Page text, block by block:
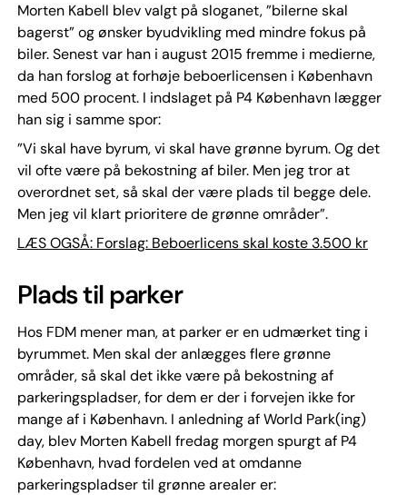
Morten Kabell blev valgt på sloganet, ”bilerne skal
bagerst” og ønsker byudvikling med mindre fokus på
biler. Senest var han i august 2015 fremme i medierne,
da han forslog at forhøje beboerlicensen i København
med 500 procent. I indslaget på P4 København lægger
han sig i samme spor:
”Vi skal have byrum, vi skal have grønne byrum. Og det
vil ofte være på bekostning af biler. Men jeg tror at
overordnet set, så skal der være plads til begge dele.
Men jeg vil klart prioritere de grønne områder”.
LÆS OGSÅ: Forslag: Beboerlicens skal koste 3.500 kr
Plads til parker
Hos FDM mener man, at parker er en udmærket ting i
byrummet. Men skal der anlægges flere grønne
områder, så skal det ikke være på bekostning af
parkeringspladser, for dem er der i forvejen ikke for
mange af i København. I anledning af World Park(ing)
day, blev Morten Kabell fredag morgen spurgt af P4
København, hvad fordelen ved at omdanne
parkeringspladser til grønne arealer er: